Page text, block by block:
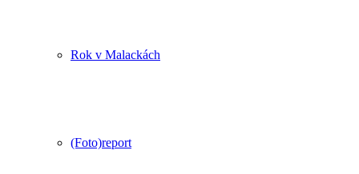
Rok v Malackách
(Foto)report